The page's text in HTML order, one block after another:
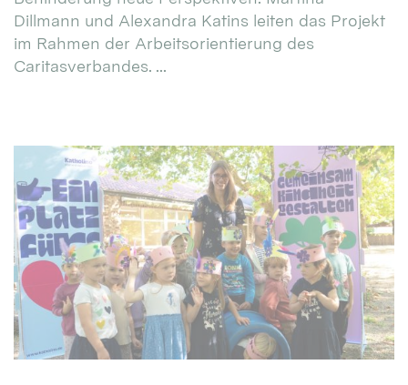
Dillmann und Alexandra Katins leiten das Projekt
im Rahmen der Arbeitsorientierung des
Caritasverbandes. ...